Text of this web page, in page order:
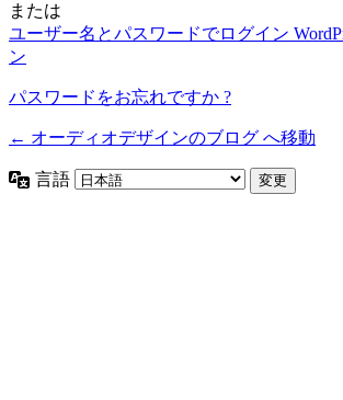
または
ユーザー名とパスワードでログイン
ン
パスワードをお忘れですか ?
← オーディオデザインのブログ へ移動
言語